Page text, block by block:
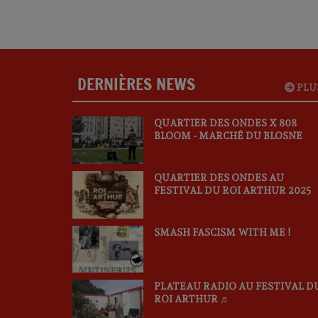
DERNIÈRES NEWS
QUARTIER DES ONDES X 808
BLOOM - MARCHÉ DU BLOSNE
QUARTIER DES ONDES AU
FESTIVAL DU ROI ARTHUR 2025
SMASH FASCISM WITH ME !
PLATEAU RADIO AU FESTIVAL
ROI ARTHUR ♬